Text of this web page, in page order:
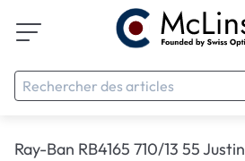
Ray-Ban RB4165 710/13 55 Justin